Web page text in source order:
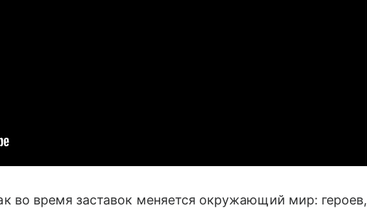
во время заставок меняется окружающий мир: героев,